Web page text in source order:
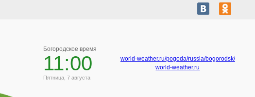
Богородское время
11:00
Пятница, 7 августа
world-weather.ru/pogoda/russia/bogorodsk/
world-weather.ru